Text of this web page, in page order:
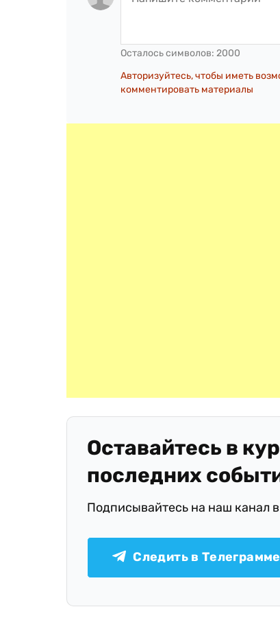
Осталось символов: 2000
Авторизуйтесь, чтобы иметь
комментировать материалы
Оставайтесь в
последних
Подписывайтесь на наш канал
Следить в Телеграмме